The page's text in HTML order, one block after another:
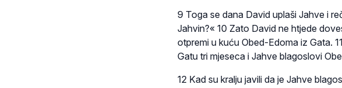
9 Toga se dana David uplaši Jahve i
Jahvin?« 10 Zato David ne htjede
otpremi u kuću Obed-Edoma iz Gata.
Gatu tri mjeseca i Jahve blagoslovi
12 Kad su kralju javili da je Jahve